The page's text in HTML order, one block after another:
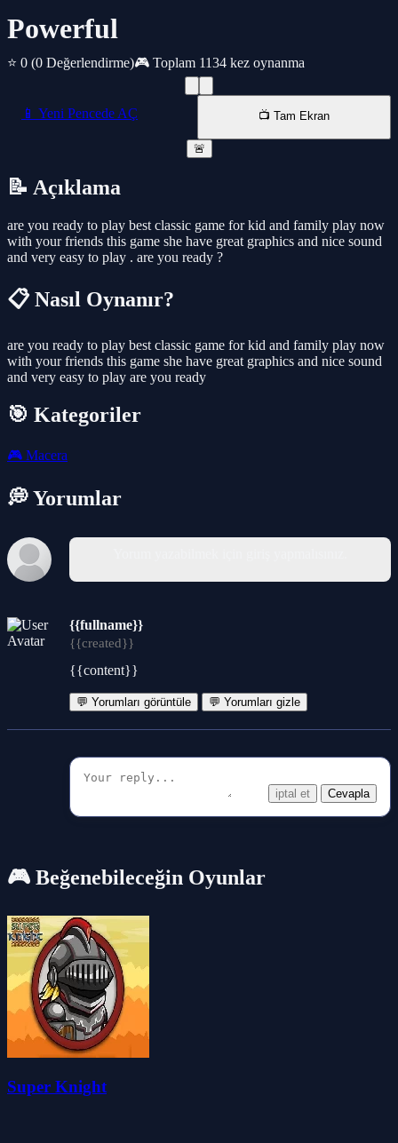
Powerful
⭐ 0 (0 Değerlendirme)🎮 Toplam 1134 kez oynanma
📱 Yeni Pencede AÇ 📺 Tam Ekran
🚨
📝 Açıklama
are you ready to play best classic game for kid and family play now
with your friends this game she have great graphics and nice sound
and very easy to play . are you ready ?
📋 Nasıl Oynanır?
are you ready to play best classic game for kid and family play now
with your friends this game she have great graphics and nice sound
and very easy to play are you ready
🎯 Kategoriler
🎮 Macera
💭 Yorumlar
{{fullname}}
{{created}}
{{content}}
💬 Yorumları görüntüle 💬 Yorumları gizle
iptal et Cevapla
🎮 Beğenebileceğin Oyunlar
Super Knight